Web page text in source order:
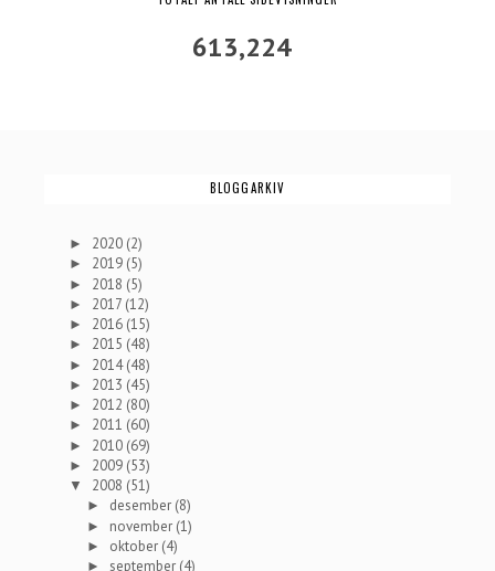
613,224
BLOGGARKIV
► 2020 (2)
► 2019 (5)
► 2018 (5)
► 2017 (12)
► 2016 (15)
► 2015 (48)
► 2014(48)
► 2013 (45)
► 2012 (80)
► 2011 (60)
► 2010 (69)
► 2009 (53)
▼ 2008 (51)
► desember (8)
► november (1)
► oktober (4)
►september (4)